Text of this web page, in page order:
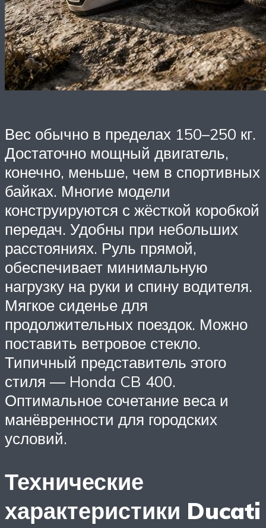
Вес обычно в пределах 150–250 кг.
Достаточно мощный двигатель,
конечно, меньше, чем в спортивных
байках. Многие модели
конструируются с жёсткой коробкой
передач. Удобны при небольших
расстояниях. Руль прямой,
обеспечивает минимальную
нагрузку на руки и спину водителя.
Мягкое сиденье для
продолжительных поездок. Можно
поставить ветровое стекло.
Типичный представитель этого
стиля — Honda CB 400.
Оптимальное сочетание веса и
манёвренности для городских
условий.
Технические
характеристики Ducati